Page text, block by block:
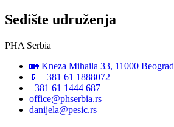
Sedište udruženja
PHA Serbia
🏡 Kneza Mihaila 33, 11000 Beograd
📱 +381 61 1888072
+381 61 1444 687
office@phserbia.rs
danijela@pesic.rs